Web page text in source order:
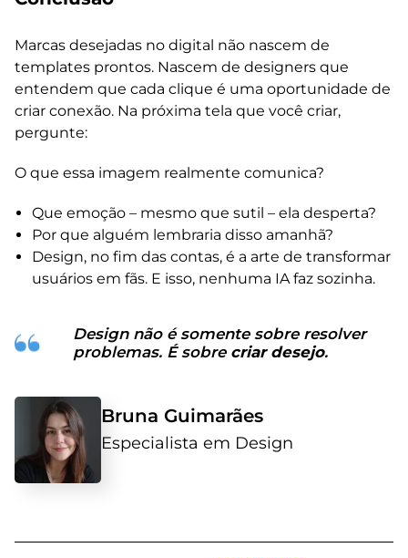
Marcas desejadas no digital não nascem de
templates prontos. Nascem de designers que
entendem que cada clique é uma oportunidade de
criar conexão. Na próxima tela que você criar,
pergunte:
O que essa imagem realmente comunica?
Que emoção – mesmo que sutil – ela desperta?
Por que alguém lembraria disso amanhã?
Design, no fim das contas, é a arte de transformar
usuários em fãs. E isso, nenhuma IA faz sozinha.
Design não é somente sobre resolver
problemas. É sobre criar desejo.
Bruna Guimarães
Especialista em Design